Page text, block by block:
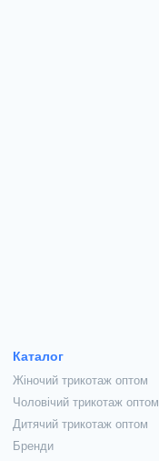
Каталог
Жіночий трикотаж оптом
Чоловічий трикотаж оптом
Дитячий трикотаж оптом
Бренди